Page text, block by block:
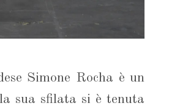
Simone Rocha è un
sua sfilata si è tenuta